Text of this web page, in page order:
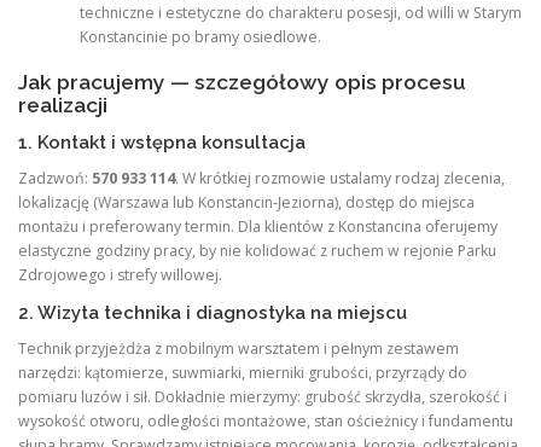
techniczne i estetyczne do charakteru posesji, od willi w Starym
Konstancinie po bramy osiedlowe.
Jak pracujemy — szczegółowy opis procesu
realizacji
1. Kontakt i wstępna konsultacja
Zadzwoń: 570 933 114. W krótkiej rozmowie ustalamy rodzaj zlecenia,
lokalizację (Warszawa lub Konstancin‑Jeziorna), dostęp do miejsca
montażu i preferowany termin. Dla klientów z Konstancina oferujemy
elastyczne godziny pracy, by nie kolidować z ruchem w rejonie Parku
Zdrojowego i strefy willowej.
2. Wizyta technika i diagnostyka na miejscu
Technik przyjeżdża z mobilnym warsztatem i pełnym zestawem
narzędzi: kątomierze, suwmiarki, mierniki grubości, przyrządy do
pomiaru luzów i sił. Dokładnie mierzymy: grubość skrzydła, szerokość i
wysokość otworu, odległości montażowe, stan ościeżnicy i fundamentu